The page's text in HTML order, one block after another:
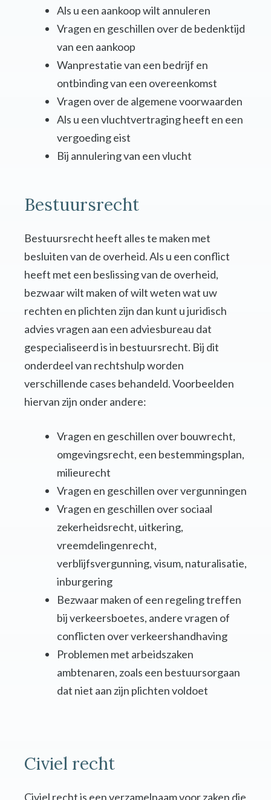
Als u een aankoop wilt annuleren
Vragen en geschillen over de bedenktijd
van een aankoop
Wanprestatie van een bedrijf en
ontbinding van een overeenkomst
Vragen over de algemene voorwaarden
Als u een vluchtvertraging heeft en een
vergoeding eist
Bij annulering van een vlucht
Bestuursrecht
Bestuursrecht heeft alles te maken met
besluiten van de overheid. Als u een conflict
heeft met een beslissing van de overheid,
bezwaar wilt maken of wilt weten wat uw
rechten en plichten zijn dan kunt u juridisch
advies vragen aan een adviesbureau dat
gespecialiseerd is in bestuursrecht. Bij dit
onderdeel van rechtshulp worden
verschillende cases behandeld. Voorbeelden
hiervan zijn onder andere:
Vragen en geschillen over bouwrecht,
omgevingsrecht, een bestemmingsplan,
milieurecht
Vragen en geschillen over vergunningen
Vragen en geschillen over sociaal
zekerheidsrecht, uitkering,
vreemdelingenrecht,
verblijfsvergunning, visum, naturalisatie,
inburgering
Bezwaar maken of een regeling treffen
bij verkeersboetes, andere vragen of
conflicten over verkeershandhaving
Problemen met arbeidszaken
ambtenaren, zoals een bestuursorgaan
dat niet aan zijn plichten voldoet
Civiel recht
Civiel recht is een verzamelnaam voor zaken die